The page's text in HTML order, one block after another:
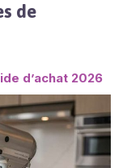
de
d’achat 2026